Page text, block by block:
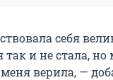
себя
и не стала, но
верила, —